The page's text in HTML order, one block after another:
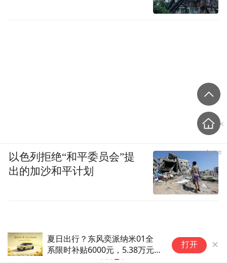
夏日出行？东风奕派纳米01全
系限时补贴6000元，5.38万元
打开
以色列拒绝“和平委员会”提
出的加沙和平计划